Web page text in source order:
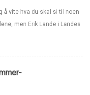
å vite hva du skal si til noen
men Erik Lande i Landes